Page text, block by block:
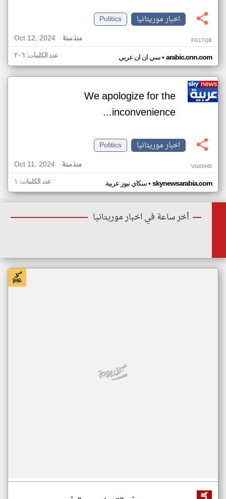
اخبار موريتانيا
Politics
Oct 12, 2024
منذ سنة FG17QB
سي ان ان عربي• arabic.cnn.com عدد الكلمات: ٢٠٦
We apologize for the
inconvenience...
اخبار موريتانيا
Politics
Oct 11, 2024
منذ سنة VG00HD
سكاي نيوز عربية• skynewsarabia.com عدد الكلمات: ١
أخر ساعة في اخبار موريتانيا